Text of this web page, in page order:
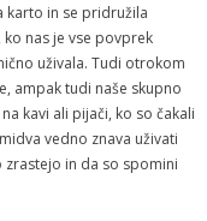
karto in se pridružila
nas je vse povprek
uživala. Tudi otrokom
ampak tudi naše skupno
kavi ali pijači, ko so čakali
vedno znava uživati
in da so spomini